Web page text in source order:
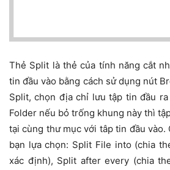
Thẻ Split là thẻ của tính năng cắt
tin đầu vào bằng cách sử dụng nút
Split, chọn địa chỉ lưu tập tin đầu
Folder nếu bỏ trống khung này thì
tại cùng thư mục với tâp tin đầu vào.
bạn lựa chọn: Split File into (chia
xác định), Split after every (chia